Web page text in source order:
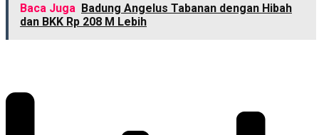
Baca Juga Badung Angelus Tabanan dengan Hibah
dan BKK Rp 208 M Lebih